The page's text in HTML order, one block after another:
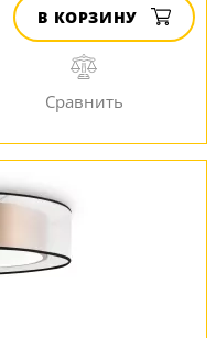
В КОРЗИНУ